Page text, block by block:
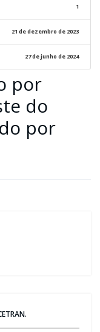
1
21 de dezembro de 2023
27 de junho de 2024
por
do
por